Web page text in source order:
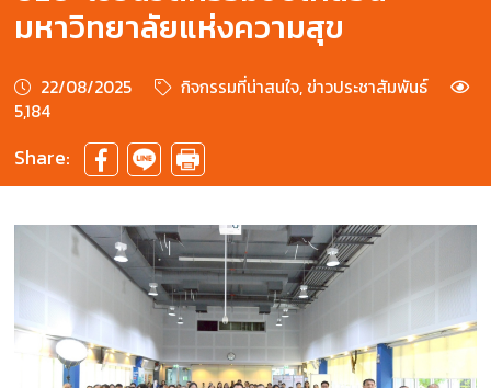
มหาวิทยาลัยแห่งความสุข
22/08/2025
กิจกรรมที่น่าสนใจ, ข่าวประชาสัมพันธ์
5,184
Share: